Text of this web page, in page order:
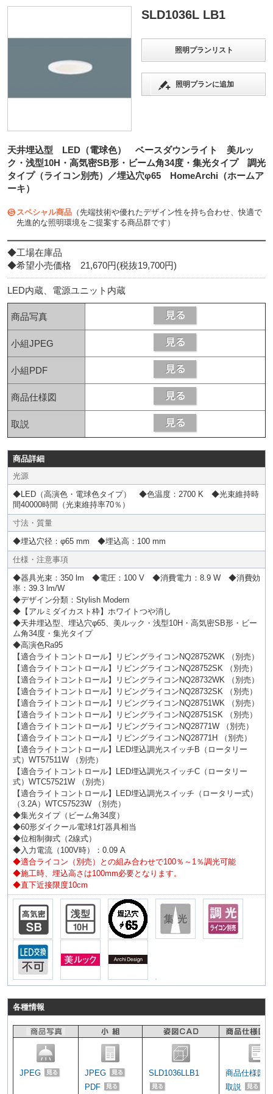
SLD1036L LB1
照明プランリスト
照明プランに追加
天井埋込型 LED（電球色） ベースダウンライト 美ルッ
ク・浅型10H・高気密SB形・ビーム角34度・集光タイプ 調光
タイプ（ライコン別売）／埋込穴φ65 HomeArchi（ホームア
ーキ）
スペシャル商品 （先端技術や優れたデザイン性を持ち合わせ、快適で
先進的な照明環境をご提案する商品群です）
◆工場在庫品
◆希望小売価格 21,670円(税抜19,700円)
LED内蔵、電源ユニット内蔵
商品写真
小組JPEG
小組PDF
商品仕様図
取説
商品詳細
光源
◆LED（高演色・電球色タイプ） ◆色温度：2700 K ◆光束維持時
間40000時間（光束維持率70％）
寸法・質量
◆埋込穴径：φ65 mm ◆埋込高：100 mm
仕様・注意事項
◆器具光束：350 lm ◆電圧：100 V ◆消費電力：8.9 W ◆消費効
率：39.3 lm/W
◆デザイン分類：Stylish Modern
◆【アルミダイカスト枠】ホワイトつや消し
◆天井埋込型、埋込穴φ65、美ルック・浅型10H・高気密SB形・ビー
ム角34度・集光タイプ
◆高演色Ra95
【適合ライトコントロール】リビングライコンNQ28752WK （別売）
【適合ライトコントロール】リビングライコンNQ28752SK （別売）
【適合ライトコントロール】リビングライコンNQ28732WK （別売）
【適合ライトコントロール】リビングライコンNQ28732SK （別売）
【適合ライトコントロール】リビングライコンNQ28751WK （別売）
【適合ライトコントロール】リビングライコンNQ28751SK （別売）
【適合ライトコントロール】リビングライコンNQ28771W （別売）
【適合ライトコントロール】リビングライコンNQ28771H （別売）
【適合ライトコントロール】LED埋込調光スイッチB（ロータリー
式）WT57511W （別売）
【適合ライトコントロール】LED埋込調光スイッチC（ロータリー
式）WTC57521W （別売）
【適合ライトコントロール】LED埋込調光スイッチ（ロータリー式）
（3.2A）WTC57523W （別売）
◆集光タイプ（ビーム角34度）
◆60形ダイクール電球1灯器具相当
◆位相制御式（2線式）
◆入力電流（100V時）：0.09 A
◆適合ライコン（別売）との組み合わせで100％～1％調光可能
◆施工時、埋込高さは100mm必要となります。
◆直下近接限度10cm
各種情報
JPEG
JPEG
PDF
SLD1036LLB1
商品仕様図
取説